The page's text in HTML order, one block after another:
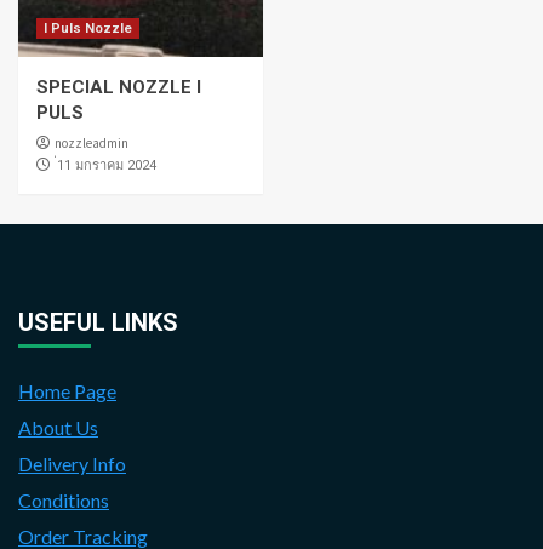
I Puls Nozzle
SPECIAL NOZZLE I
PULS
nozzleadmin
่11 มกราคม 2024
USEFUL LINKS
Home Page
About Us
Delivery Info
Conditions
Order Tracking